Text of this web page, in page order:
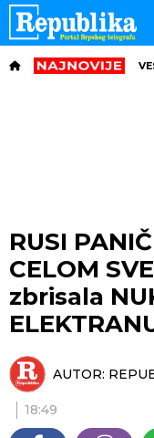
RUSI
CELOM
zbrisala
AUTOR:
18:49